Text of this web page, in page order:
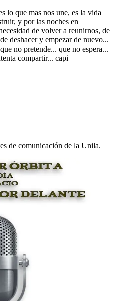
lo que mas nos une, es la vida
y por las noches en
de volver a reunirnos, de
deshacer y empezar de nuevo...
no pretende... que no espera...
compartir... capi
de comunicación de la Unila.